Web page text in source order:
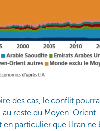
des cas, le conflit
au reste du Moyen-Orient.
en particulier que l'Iran ne